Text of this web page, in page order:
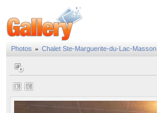
Photos » Chalet Ste-Marguerite-du-Lac-Masson